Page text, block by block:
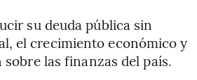
su deuda pública sin
el crecimiento económico y
las finanzas del país.